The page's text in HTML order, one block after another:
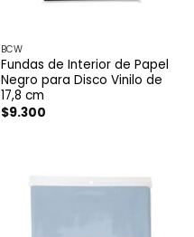
BCW
Fundas de Interior de Papel
Negro para Disco Vinilo de
17,8 cm
$9.300